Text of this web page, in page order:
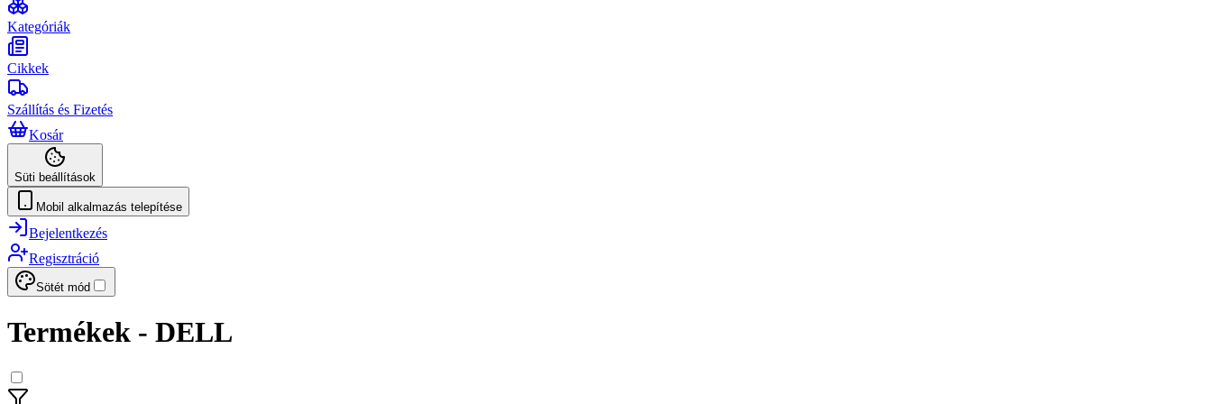
Kategóriák
Cikkek
Szállítás és Fizetés
Kosár
Süti beállítások
Mobil alkalmazás telepítése
Bejelentkezés
Regisztráció
Sötét mód
Termékek - DELL